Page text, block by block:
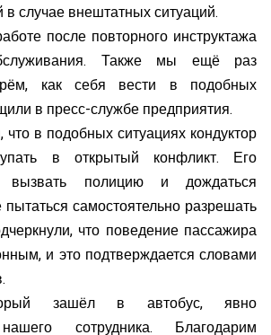
в случае внештатных ситуаций.
после повторного инструктажа
Также мы ещё раз
как себя вести в подобных
в пресс-службе предприятия.
в подобных ситуациях кондуктор
в открытый конфликт. Его
вызвать полицию и дождаться
пытаться самостоятельно разрешать
что поведение пассажира
и это подтверждается словами
зашёл в автобус, явно
сотрудника. Благодарим